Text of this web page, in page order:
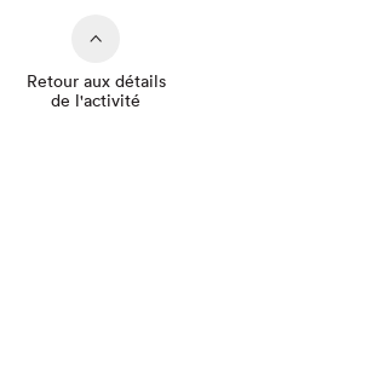
Retour aux détails
de l'activité